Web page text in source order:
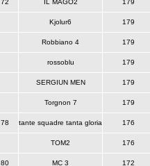
72 IL MAGO2 179
Kjolur6 179
Robbiano 4 179
rossoblu 179
SERGIUN MEN 179
Torgnon 7 179
78 tante squadre tanta gloria 176
TOM2 176
80 MC 3 172